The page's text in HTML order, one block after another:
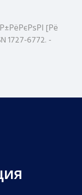
[Рё
1727-6772. -